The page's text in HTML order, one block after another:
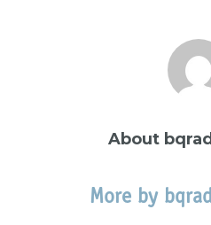
About
More by